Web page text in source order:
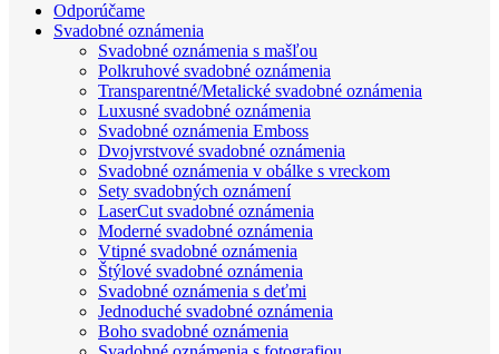
Odporúčame
Svadobné oznámenia
Svadobné oznámenia s mašľou
Polkruhové svadobné oznámenia
Transparentné/Metalické svadobné oznámenia
Luxusné svadobné oznámenia
Svadobné oznámenia Emboss
Dvojvrstvové svadobné oznámenia
Svadobné oznámenia v obálke s vreckom
Sety svadobných oznámení
LaserCut svadobné oznámenia
Moderné svadobné oznámenia
Vtipné svadobné oznámenia
Štýlové svadobné oznámenia
Svadobné oznámenia s deťmi
Jednoduché svadobné oznámenia
Boho svadobné oznámenia